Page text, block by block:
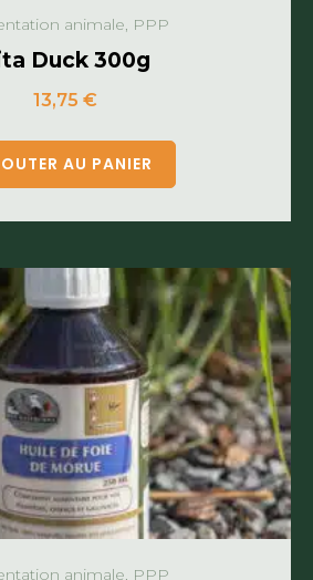
animale, PPP
Duck 300g
13,75 €
AU PANIER
animale, PPP